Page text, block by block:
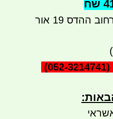
ניתן לבצע איסוף עצמי - רחוב ההדס 19 אור
)
(052-3214741)